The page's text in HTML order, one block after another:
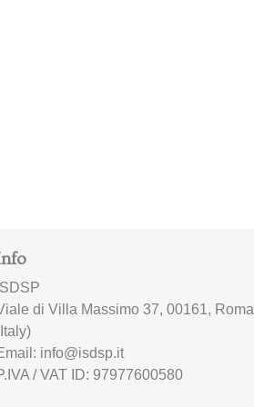
ISDSP
di Villa Massimo 37, 00161, Roma
info@isdsp.it
/ VAT ID: 97977600580